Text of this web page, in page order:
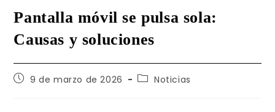
Pantalla móvil se pulsa sola:
Causas y soluciones
9 de marzo de 2026 Noticias